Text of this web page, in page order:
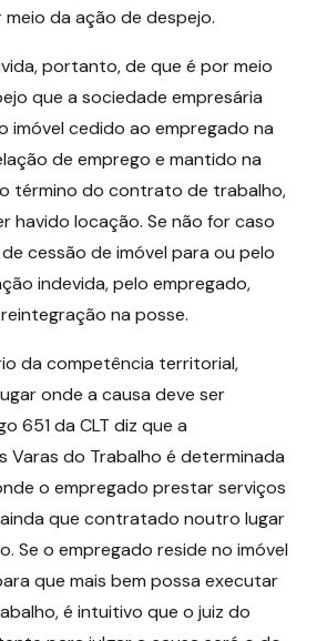
meio da ação de despejo.
portanto, de que é por meio
que a sociedade empresária
imóvel cedido ao empregado na
de emprego e mantido na
término do contrato de trabalho,
havido locação. Se não for caso
cessão de imóvel para ou pelo
indevida, pelo empregado,
na posse.
competência territorial,
onde a causa deve ser
651 da CLT diz que a
Varas do Trabalho é determinada
o empregado prestar serviços
que contratado noutro lugar
Se o empregado reside no imóvel
que mais bem possa executar
é intuitivo que o juiz do